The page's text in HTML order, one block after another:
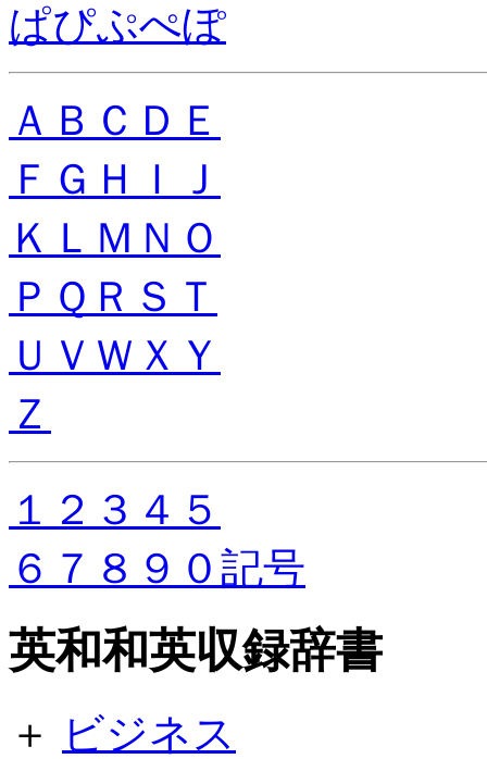
ぱぴぷぺぽ
Ａ Ｂ Ｃ Ｄ Ｅ
Ｆ Ｇ Ｈ Ｉ
Ｊ
Ｋ Ｌ Ｍ Ｎ Ｏ
Ｐ Ｑ Ｒ Ｓ Ｔ
Ｕ Ｖ Ｗ Ｘ Ｙ
Ｚ
１ ２ ３ ４ ５
６ ７ ８ ９ ０ 記号
英和和英収録辞書
＋
ビジネス